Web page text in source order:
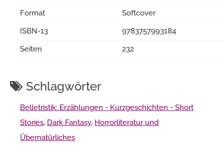
Format
Softcover
ISBN-13
9783757993184
Seiten
232
Schlagwörter
Belletristik: Erzählungen - Kurzgeschichten - Short
Stories, Dark Fantasy, Horrorliteratur und
Übernatürliches